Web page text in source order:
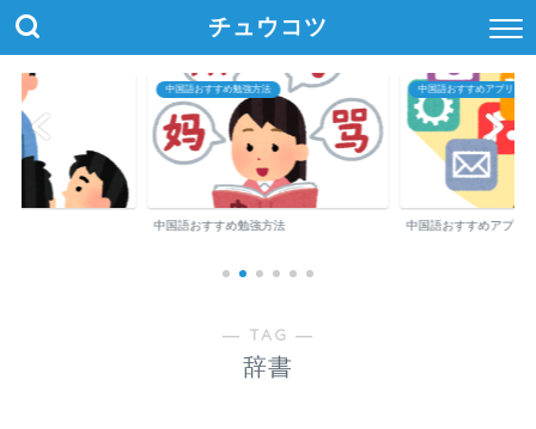
チュウコツ
中国語おすすめ勉強方法
中国語おすすめ勉強方法
中国語おすすめアプリ・参
中国語おすすめアプリ
― TAG ―
辞書